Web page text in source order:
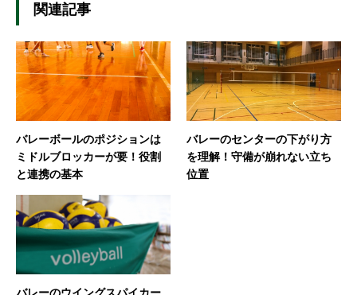
関連記事
バレーボールのポジションは
ミドルブロッカーが要！役割
と連携の基本
バレーのセンターの下がり方
を理解！守備が崩れない立ち
位置